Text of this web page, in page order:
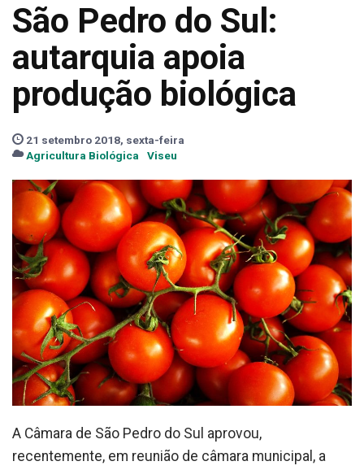
São Pedro do Sul:
autarquia apoia
produção biológica
21 setembro 2018, sexta-feira
Agricultura Biológica
Viseu
A Câmara de São Pedro do Sul aprovou,
recentemente, em reunião de câmara municipal, a